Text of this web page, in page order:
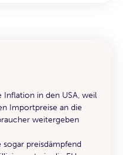
in den USA, weil
Importpreise an die
weitergeben
preisdämpfend